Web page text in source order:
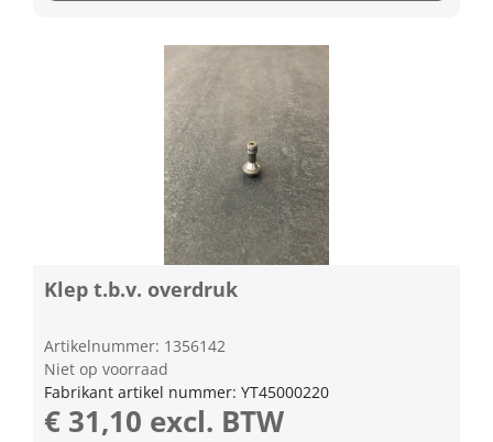
Klep t.b.v. overdruk
Artikelnummer: 1356142
Niet op voorraad
Fabrikant artikel nummer: YT45000220
€ 31,10 excl. BTW